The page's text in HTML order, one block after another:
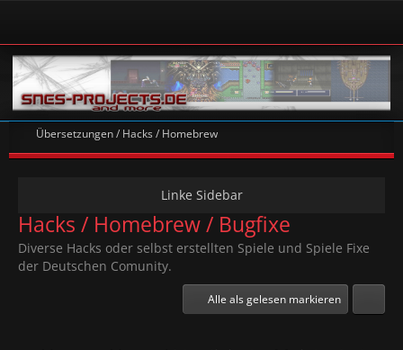
Übersetzungen / Hacks / Homebrew
Hacks / Homebrew / Bugfixe
Diverse Hacks oder selbst erstellten Spiele und Spiele Fixe
der Deutschen Comunity.
Alle als gelesen markieren